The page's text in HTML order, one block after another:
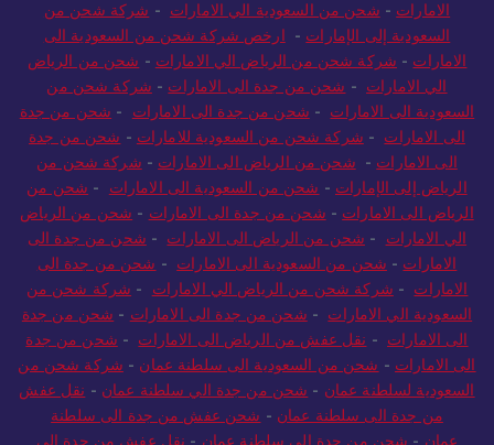
الامارات - شحن من السعودية الي الامارات - شركة شحن من
السعودية إلى الإمارات - ارخص شركة شحن من السعودية الى
الامارات - شركة شحن من الرياض الي الامارات - شحن من الرياض
الي الامارات - شحن من جدة الى الامارات - شركة شحن من
السعودية الى الامارات - شحن من جدة الى الامارات - شحن من جدة
الى الامارات - شركة شحن من السعودية للامارات - شحن من جدة
الى الامارات - شحن من الرياض الى الامارات - شركة شحن من
الرياض إلى الإمارات - شحن من السعودية الى الامارات - شحن من
الرياض الى الامارات - شحن من جدة الى الامارات - شحن من الرياض
الي الامارات - شحن من الرياض الى الامارات - شحن من جدة الى
الامارات - شحن من السعودية الى الامارات - شحن من جدة الى
الامارات - شركة شحن من الرياض الي الامارات - شركة شحن من
السعودية الي الامارات - شحن من جدة الى الامارات - شحن من جدة
الى الامارات - نقل عفش من الرياض الى الامارات - شحن من جدة
الى الامارات - شحن من السعودية الى سلطنة عمان - شركة شحن من
السعودية لسلطنة عمان - شحن من جدة الي سلطنة عمان - نقل عفش
من جدة الى سلطنة عمان - شحن عفش من جدة الى سلطنة